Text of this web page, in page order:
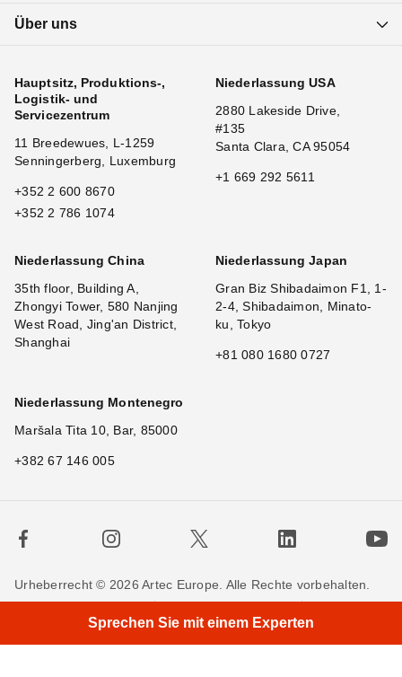
×
Über uns
Hauptsitz, Produktions-,
Logistik- und
Servicezentrum
11 Breedewues, L-1259
Senningerberg, Luxemburg
+352 2 600 8670
+352 2 786 1074
Niederlassung USA
2880 Lakeside Drive,
#135
Santa Clara, CA 95054
+1 669 292 5611
Niederlassung China
35th floor, Building A,
Zhongyi Tower, 580 Nanjing
West Road, Jing'an District,
Shanghai
Niederlassung Japan
Gran Biz Shibadaimon F1, 1-
2-4, Shibadaimon, Minato-
ku, Tokyo
+81 080 1680 0727
Niederlassung Montenegro
Maršala Tita 10, Bar, 85000
+382 67 146 005
Urheberrecht © 2026 Artec Europe. Alle Rechte vorbehalten.
Privatsphäre
Cookie-Richtlinien Kontakieren Sie uns
Sprechen Sie mit einem Experten